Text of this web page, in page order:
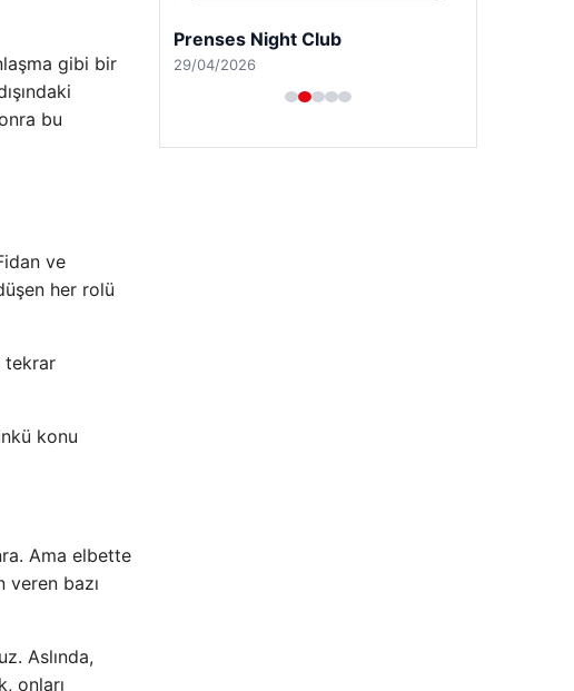
gibi bir
bu
ve
her rolü
tekrar
konu
Ama elbette
veren bazı
Aslında,
onları
Prenses Night Club
29/04/2026